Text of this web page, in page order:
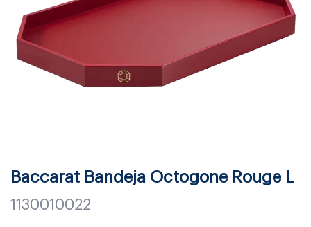
Baccarat Bandeja Octogone Rouge L
1130010022